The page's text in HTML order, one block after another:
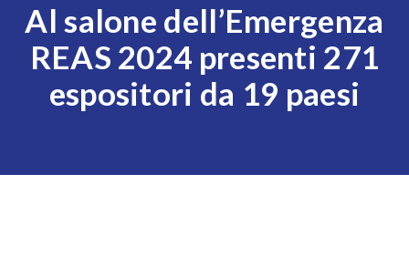
Al salone dell’Emergenza
REAS 2024 presenti 271
espositori da 19 paesi